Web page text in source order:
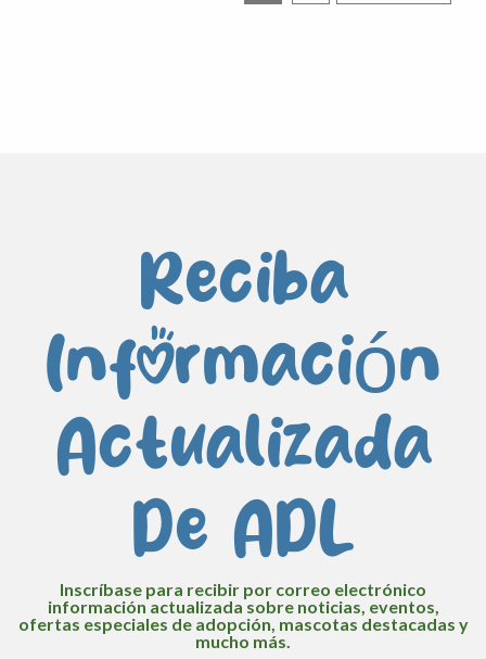
Reciba
Información
Actualizada
De ADL
Inscríbase para recibir por correo electrónico
información actualizada sobre noticias, eventos,
ofertas especiales de adopción, mascotas destacadas y
mucho más.